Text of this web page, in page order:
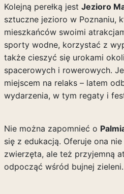
Kolejną perełką jest Jezioro
sztuczne jezioro w Poznaniu,
mieszkańców swoimi
sporty wodne, korzystać z
także cieszyć się urokami
spacerowych i rowerowych.
miejscem na relaks – latem
wydarzenia, w tym regaty i
Nie można zapomnieć o
się z edukacją. Oferuje ona
zwierzęta, ale też przyjemną
odpocząć wśród bujnej zieleni.